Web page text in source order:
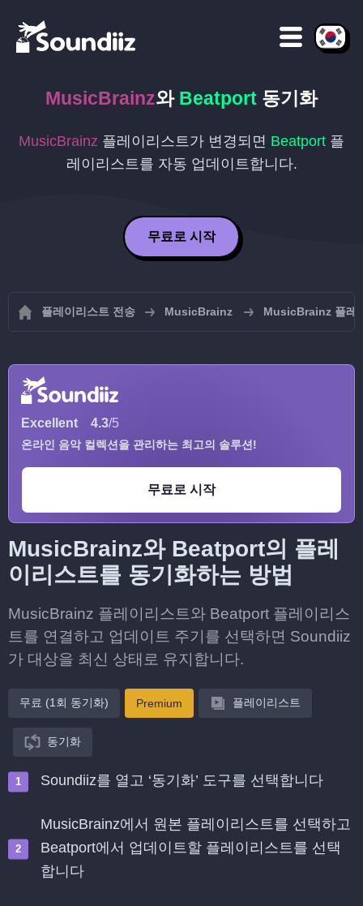
MusicBrainz와 Beatport 동기화
MusicBrainz 플레이리스트가 변경되면 Beatport 플
레이리스트를 자동 업데이트합니다.
무료로 시작
플레이리스트 전송 MusicBrainz MusicBrainz 플레
Excellent 4.3/5
온라인 음악 컬렉션을 관리하는 최고의 솔루션!
무료로 시작
MusicBrainz와 Beatport의 플레
이리스트를 동기화하는 방법
MusicBrainz 플레이리스트와 Beatport 플레이리스
트를 연결하고 업데이트 주기를 선택하면 Soundiiz
가 대상을 최신 상태로 유지합니다.
무료 (1회 동기화) Premium 플레이리스트
동기화
Soundiiz를 열고 ‘동기화’ 도구를 선택합니다
MusicBrainz에서 원본 플레이리스트를 선택하고
Beatport에서 업데이트할 플레이리스트를 선택
합니다